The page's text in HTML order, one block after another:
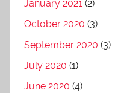
January 2021 (2)
October 2020 (3)
September 2020 (3)
July 2020 (1)
June 2020 (4)